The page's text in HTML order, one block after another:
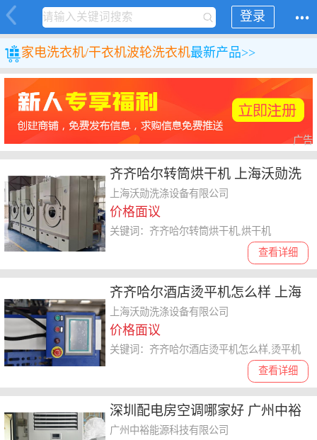
登录
家电洗衣机/干衣机波轮洗衣机最新产品>>
广告
齐齐哈尔转筒烘干机 上海沃勋洗
涤设备供应
上海沃勋洗涤设备有限公司
价格面议
查看详细
关键词：齐齐哈尔转筒烘干机,烘干机
齐齐哈尔酒店烫平机怎么样 上海
沃勋洗涤设备供应
上海沃勋洗涤设备有限公司
价格面议
查看详细
关键词：齐齐哈尔酒店烫平机怎么样,烫平机
深圳配电房空调哪家好 广州中裕
能源科技供应
广州中裕能源科技有限公司